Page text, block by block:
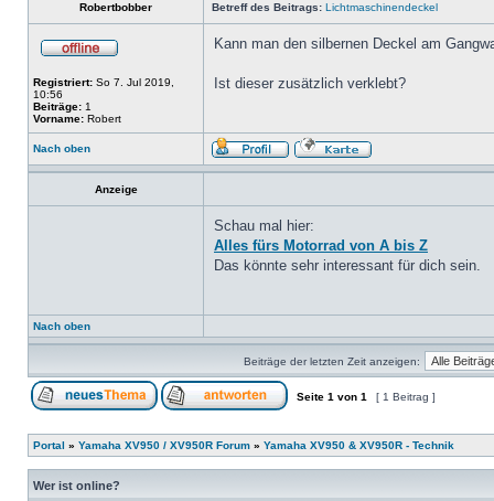
Robertbobber Betreff des Beitrags: Lichtmaschinendeckel
Registriert: So 7. Jul 2019,
10:56
Beiträge: 1
Vorname: Robert
Kann man den silbernen Deckel am
Ist dieser zusätzlich verklebt?
Nach oben
Anzeige
Schau mal hier:
Alles fürs Motorrad von A bis Z
Das könnte sehr interessant für dich sein.
Nach oben
Beiträge der letzten Zeit anzeigen:
Seite 1 von 1 [ 1 Beitrag ]
Portal » Yamaha XV950 / XV950R Forum » Yamaha XV950 & XV950R - Technik
Wer ist online?